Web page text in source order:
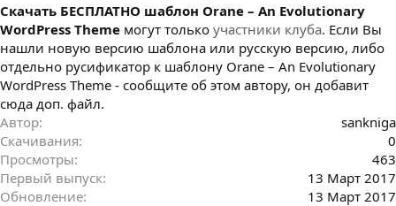
Cкачать БЕСПЛАТНО шаблон Orane – An Evolutionary
WordPress Theme могут только участники клуба. Если Вы
нашли новую версию шаблона или русскую версию, либо
отдельно русификатор к шаблону Orane – An Evolutionary
WordPress Theme - сообщите об этом автору, он добавит
сюда доп. файл.
Автор
sankniga
Скачивания
0
Просмотры
463
Первый выпуск
13 Март 2017
Обновление
13 Март 2017